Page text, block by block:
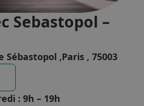
Sebastopol –
Sébastopol ,Paris , 75003
: 9h – 19h